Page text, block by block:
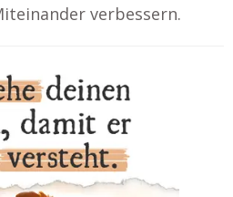
verbessern.